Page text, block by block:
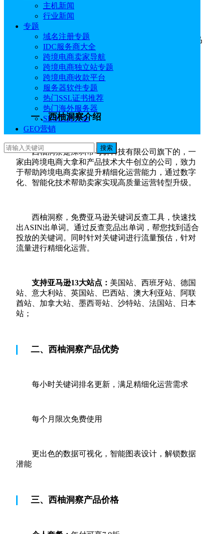
主机新闻
行业新闻
专题
域名注册专题
IDC服务商大全
跨境电商卖家导航
跨境电商独立站专题
跨境电商收款平台
服务器软件专题
热门SSL证书推荐
热门海外服务器
SEO工具大全
GEO营销
搜索
西柚洞察（原名：西柚找词）是亚马逊精细化运
营必备工具之一，同时也是亚马逊SPN服务商以及亚马
逊广告合作伙伴，实力认证可靠。每小时更新搜索排
名，流量数据更准确。西柚洞察能够帮助运营精准拆
解ASIN流量结构、高效洞察竞品运营策略、实时反馈
广告效果帮助运营决策。
一、西柚洞察介绍
西柚洞察是深圳市与析科技有限公司旗下的，一
家由跨境电商大拿和产品技术大牛创立的公司，致力
于帮助跨境电商卖家提升精细化运营能力，通过数字
化、智能化技术帮助卖家实现高质量运营转型升级。
西柚洞察，免费亚马逊关键词反查工具，快速找
出ASIN出单词。通过反查竞品出单词，帮您找到适合
投放的关键词。同时针对关键词进行流量预估，针对
流量进行精细化运营。
支持亚马逊13大站点： 美国站、西班牙站、德国
站、意大利站、英国站、巴西站、澳大利亚站、阿联
酋站、加拿大站、墨西哥站、沙特站、法国站、日本
站；
二、西柚洞察产品优势
每小时关键词排名更新，满足精细化运营需求
每个月限次免费使用
更出色的数据可视化，智能图表设计，解锁数据
潜能
三、西柚洞察产品价格